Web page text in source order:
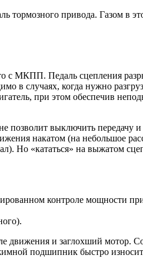
тормозного привода. Газом в
с МКПП. Педаль сцепления
в случаях, когда нужно
при этом обеспечив
позволит выключить передачу
накатом (на небольшое
Но «кататься» на выжатом
контроле мощности
движения и заглохший мотор.
подшипник быстро